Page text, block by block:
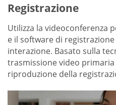
Registrazione
Utilizza la videoconferenza
e il software di
interazione. Basato sulla
trasmissione video
riproduzione della